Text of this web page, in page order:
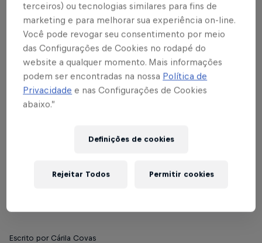
Influenciada pelo pai
desde a infância,
Vivian se tornou
jogadora profissional e
chega como reforço
das Bragantinas em
Escrito por Cárila Covas
terceiros) ou tecnologias similares para fins de
marketing e para melhorar sua experiência on-line.
Você pode revogar seu consentimento por meio
das Configurações de Cookies no rodapé do
website a qualquer momento. Mais informações
podem ser encontradas na nossa Política de
Privacidade e nas Configurações de Cookies
abaixo.”
Definições de cookies
Rejeitar Todos Permitir cookies